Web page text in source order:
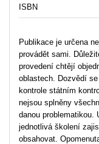
ISBN
Publikace je určena
provádět sami.
provedení chtějí
oblastech. Dozvědí
kontrole státním
nejsou splněny
danou problematikou.
jednotlivá školení
obsahovat.